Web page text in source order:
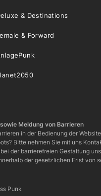
& Destinations
& Forward
Meldung von Barrieren
in der Bedienung der
Bitte nehmen Sie mit uns
der barrierefreien Gestaltung
der gesetzlichen Frist von
Punk